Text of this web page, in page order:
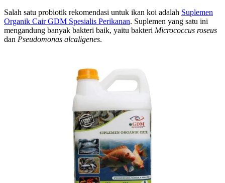
Salah satu probiotik rekomendasi untuk ikan koi adalah Suplemen
Organik Cair GDM Spesialis Perikanan. Suplemen yang satu ini
mengandung banyak bakteri baik, yaitu bakteri Micrococcus roseus
dan Pseudomonas alcaligenes.